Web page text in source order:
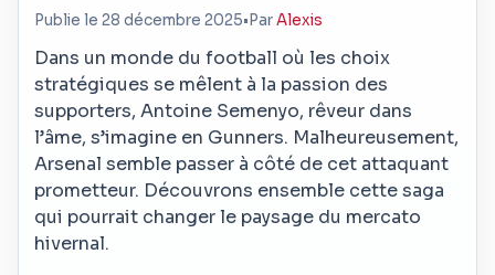
Publie le 28 décembre 2025• ParAlexis
Dans un monde du football où les choix
stratégiques se mêlent à la passion des
supporters, Antoine Semenyo, rêveur dans
l’âme, s’imagine en Gunners. Malheureusement,
Arsenal semble passer à côté de cet attaquant
prometteur. Découvrons ensemble cette saga
qui pourrait changer le paysage du mercato
hivernal.